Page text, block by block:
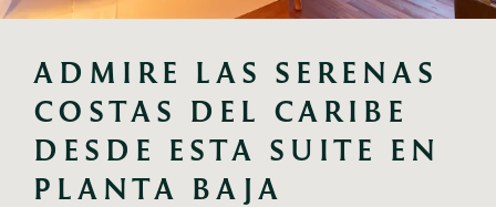
ADMIRE LAS SERENAS
COSTAS DEL CARIBE
DESDE ESTA SUITE EN
PLANTA BAJA